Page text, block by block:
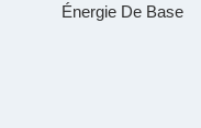
Énergie De Base